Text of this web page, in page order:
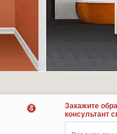
Закажите
консультант